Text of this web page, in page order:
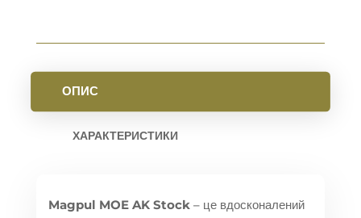
ОПИС
ХАРАКТЕРИСТИКИ
Magpul MOE AK Stock– це вдосконалений